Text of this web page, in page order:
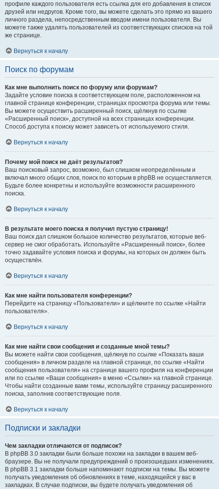
профиле каждого пользователя есть ссылка для его добавления в список
друзей или недругов. Кроме того, вы можете сделать это прямо из вашего
личного раздела, непосредственным вводом имени пользователя. Вы
можете также удалять пользователей из соответствующих списков на той
же странице.
Вернуться к началу
Поиск по форумам
Как мне выполнить поиск по форуму или форумам?
Задайте условие поиска в соответствующем поле, расположенном на
главной странице конференции, страницах просмотра форума или темы.
Вы можете осуществить расширенный поиск, щёлкнув по ссылке
«Расширенный поиск», доступной на всех страницах конференции.
Способ доступа к поиску может зависеть от используемого стиля.
Вернуться к началу
Почему мой поиск не даёт результатов?
Ваш поисковый запрос, возможно, был слишком неопределённым и
включал много общих слов, поиск по которым в phpBB не осуществляется.
Будьте более конкретны и используйте возможности расширенного
поиска.
Вернуться к началу
В результате моего поиска я получил пустую страницу!
Ваш поиск дал слишком большое количество результатов, которые веб-
сервер не смог обработать. Используйте «Расширенный поиск», более
точно задавайте условия поиска и форумы, на которых он должен быть
осуществлён.
Вернуться к началу
Как мне найти пользователя конференции?
Перейдите на страницу «Пользователи» и щёлкните по ссылке «Найти
пользователя».
Вернуться к началу
Как мне найти свои сообщения и созданные мной темы?
Вы можете найти свои сообщения, щёлкнув по ссылке «Показать ваши
сообщения» в личном разделе на главной странице, по ссылке «Найти
сообщения пользователя» на странице вашего профиля на конференции
или по ссылке «Ваши сообщения» в меню «Ссылки» на главной странице.
Чтобы найти созданные вами темы, используйте страницу расширенного
поиска, заполнив соответствующие поля.
Вернуться к началу
Подписки и закладки
Чем закладки отличаются от подписок?
В phpBB 3.0 закладки были больше похожи на закладки в вашем веб-
браузере. Вы не получали предупреждений о произошедших изменениях.
В phpBB 3.1 закладки больше напоминают подписки на темы. Вы можете
получать уведомления об обновлениях в теме, находящейся у вас в
закладках. В случае подписки, вы будете получать уведомления об